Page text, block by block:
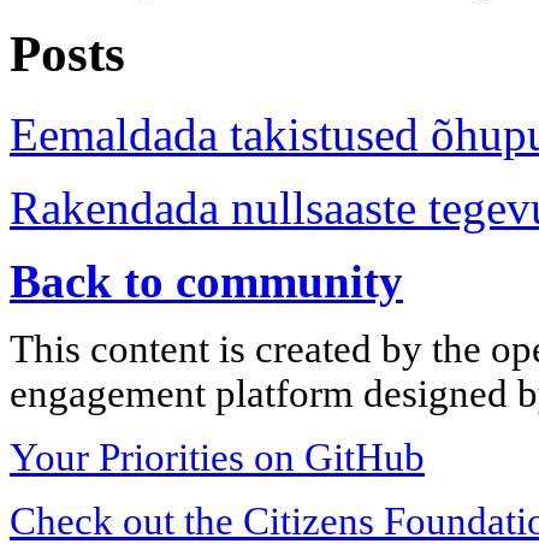
Posts
Eemaldada takistused
Rakendada nullsaaste
Back to community
This content is created by the
engagement platform designed
Your Priorities on GitHub
Check out the Citizens